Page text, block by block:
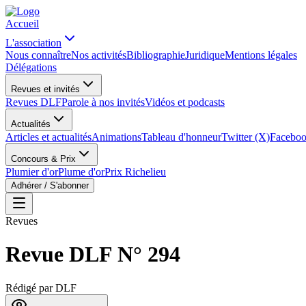
Accueil
L'association
Nous connaîtreNos activitésBibliographieJuridiqueMentions légales
Délégations
Revues et invités
Revues DLFParole à nos invitésVidéos et podcasts
Actualités
Articles et actualitésAnimationsTableau d'honneurTwitter (X)
Concours & Prix
Plumier d'orPlume d'orPrix Richelieu
Adhérer / S'abonner
Revues
Revue DLF N° 294
Rédigé parDLF